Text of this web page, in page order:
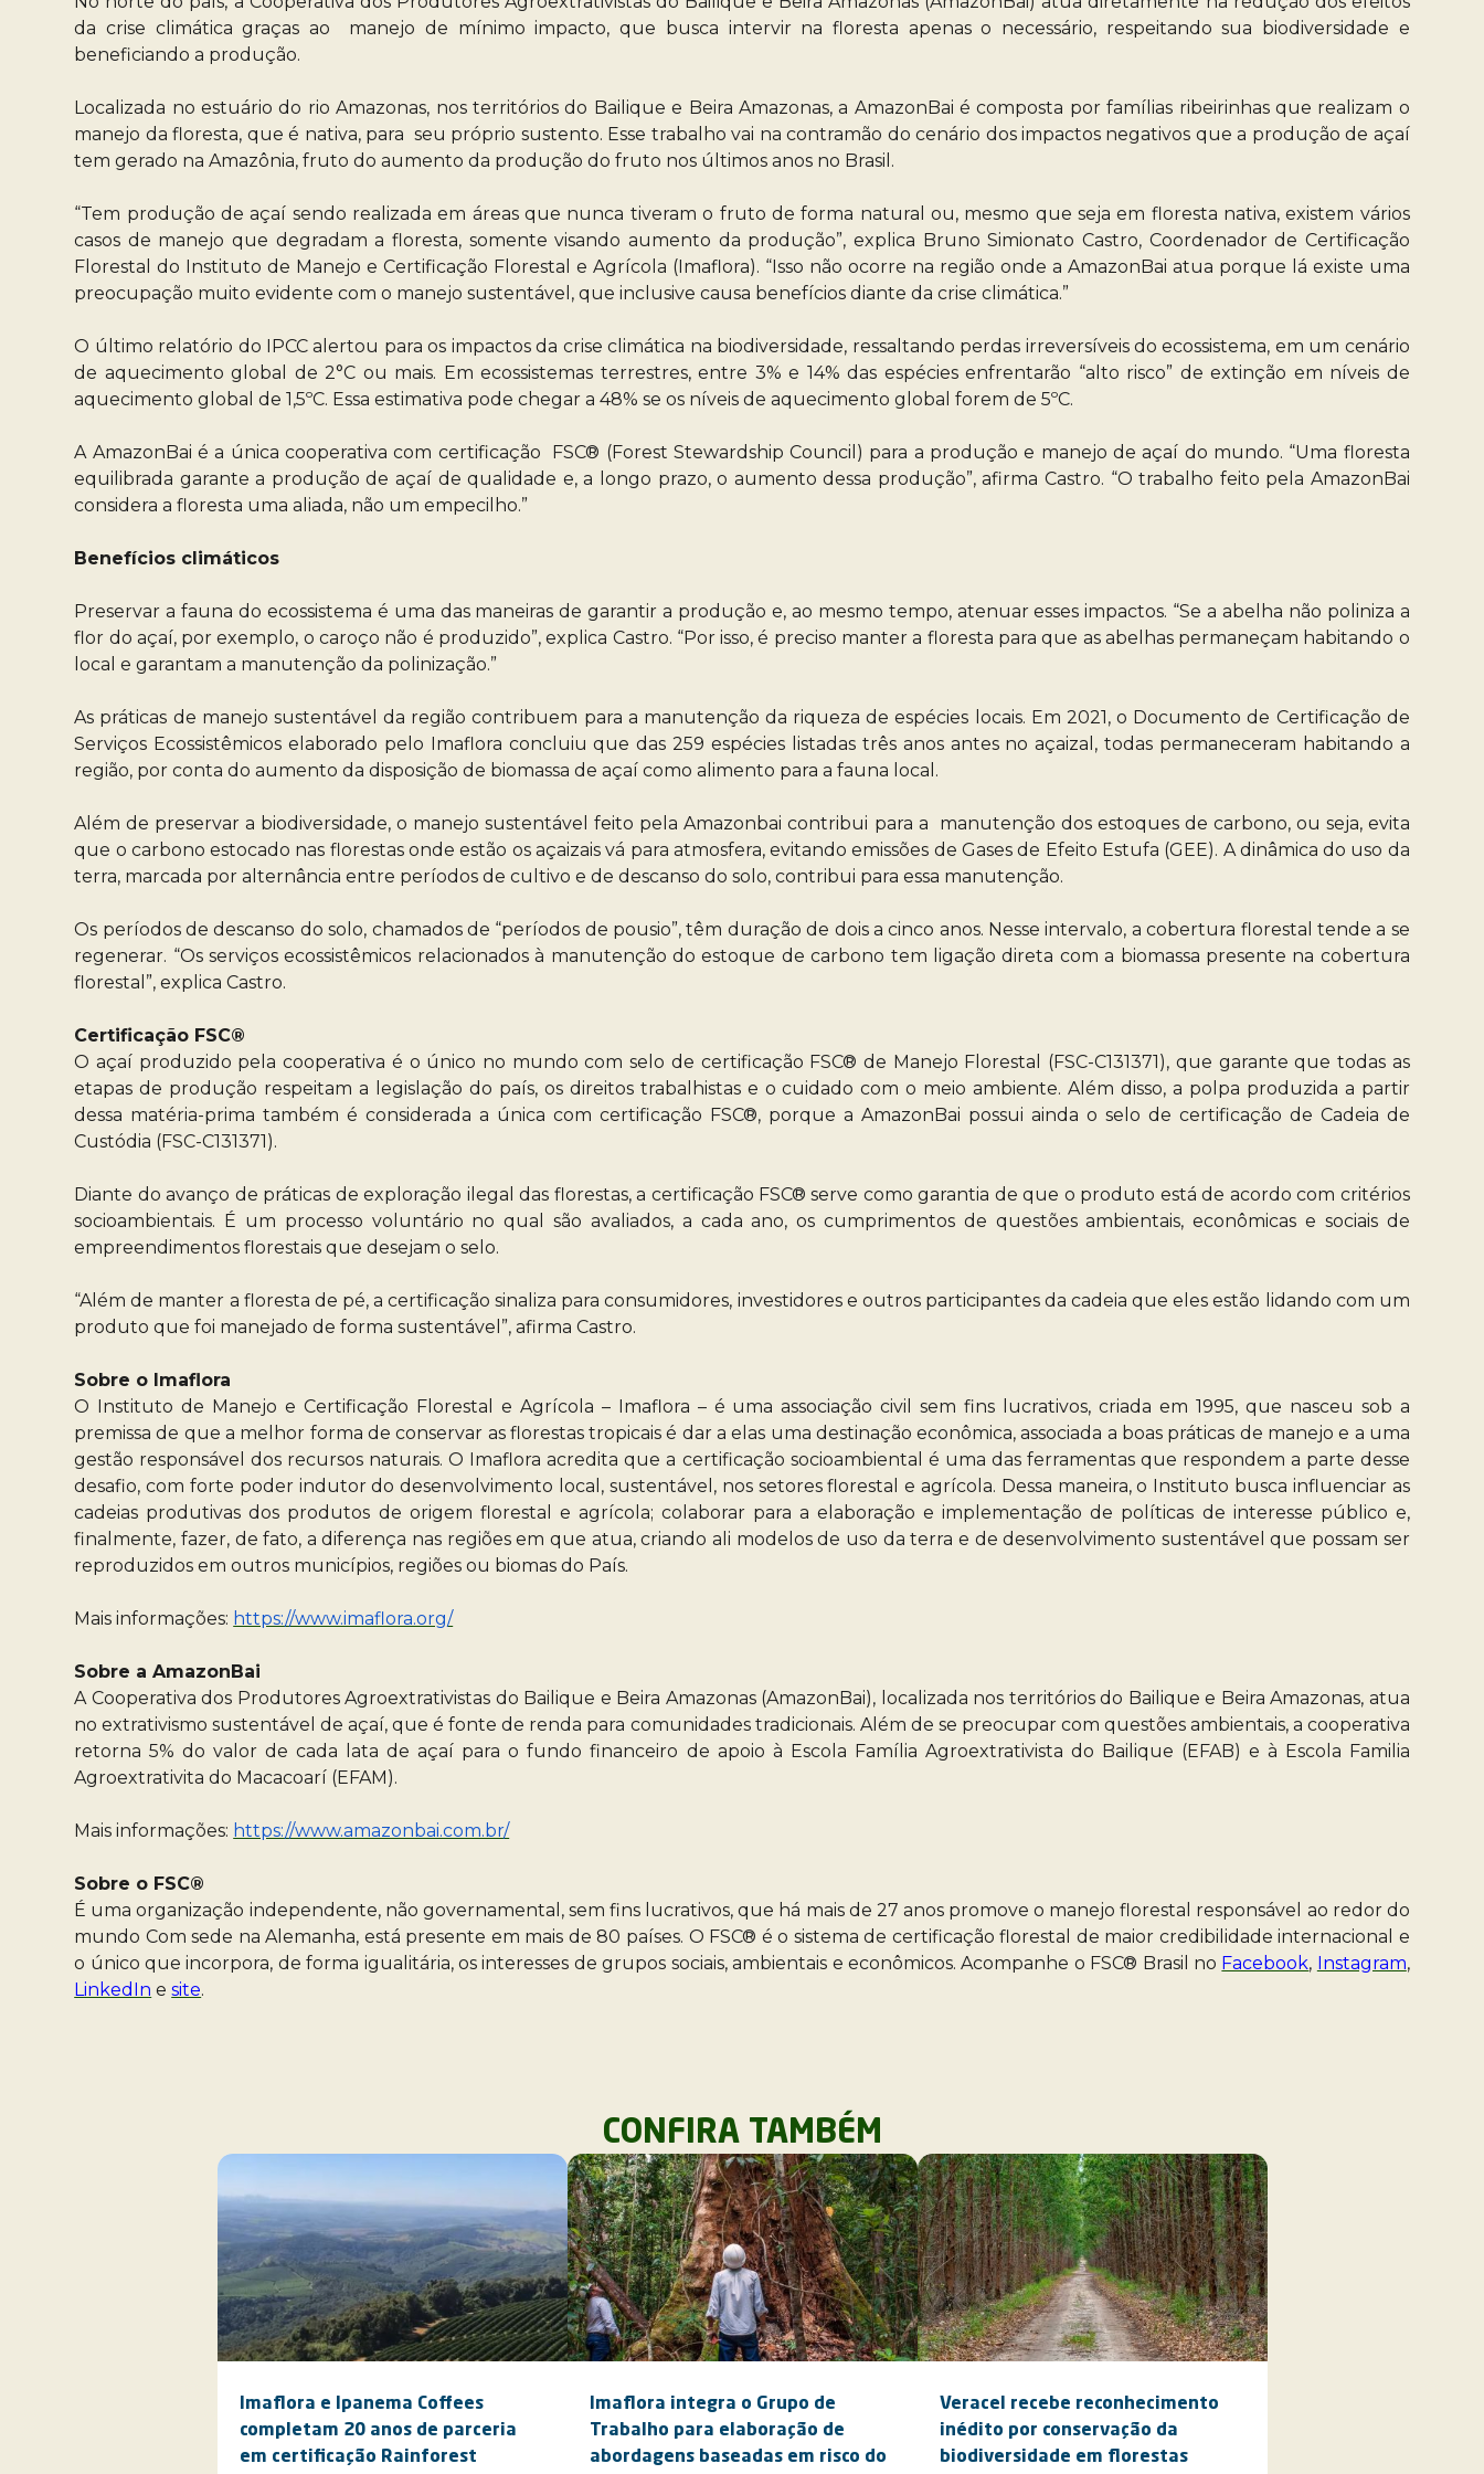
da crise climática graças ao manejo de mínimo impacto, que busca intervir na floresta apenas o necessário, respeitando sua biodiversidade e
beneficiando a produção.
Localizada no estuário do rio Amazonas, nos territórios do Bailique e Beira Amazonas, a AmazonBai é composta por famílias ribeirinhas que realizam o
manejo da floresta, que é nativa, para seu próprio sustento. Esse trabalho vai na contramão do cenário dos impactos negativos que a produção de açaí
tem gerado na Amazônia, fruto do aumento da produção do fruto nos últimos anos no Brasil.
“Tem produção de açaí sendo realizada em áreas que nunca tiveram o fruto de forma natural ou, mesmo que seja em floresta nativa, existem vários
casos de manejo que degradam a floresta, somente visando aumento da produção”, explica Bruno Simionato Castro, Coordenador de Certificação
Florestal do Instituto de Manejo e Certificação Florestal e Agrícola (Imaflora). “Isso não ocorre na região onde a AmazonBai atua porque lá existe uma
preocupação muito evidente com o manejo sustentável, que inclusive causa benefícios diante da crise climática.”
O último relatório do IPCC alertou para os impactos da crise climática na biodiversidade, ressaltando perdas irreversíveis do ecossistema, em um cenário
de aquecimento global de 2°C ou mais. Em ecossistemas terrestres, entre 3% e 14% das espécies enfrentarão “alto risco” de extinção em níveis de
aquecimento global de 1,5ºC. Essa estimativa pode chegar a 48% se os níveis de aquecimento global forem de 5ºC.
A AmazonBai é a única cooperativa com certificação FSC® (Forest Stewardship Council) para a produção e manejo de açaí do mundo. “Uma floresta
equilibrada garante a produção de açaí de qualidade e, a longo prazo, o aumento dessa produção”, afirma Castro. “O trabalho feito pela AmazonBai
considera a floresta uma aliada, não um empecilho.”
Benefícios climáticos
Preservar a fauna do ecossistema é uma das maneiras de garantir a produção e, ao mesmo tempo, atenuar esses impactos. “Se a abelha não poliniza a
flor do açaí, por exemplo, o caroço não é produzido”, explica Castro. “Por isso, é preciso manter a floresta para que as abelhas permaneçam habitando o
local e garantam a manutenção da polinização.”
As práticas de manejo sustentável da região contribuem para a manutenção da riqueza de espécies locais. Em 2021, o Documento de Certificação de
Serviços Ecossistêmicos elaborado pelo Imaflora concluiu que das 259 espécies listadas três anos antes no açaizal, todas permaneceram habitando a
região, por conta do aumento da disposição de biomassa de açaí como alimento para a fauna local.
Além de preservar a biodiversidade, o manejo sustentável feito pela Amazonbai contribui para a manutenção dos estoques de carbono, ou seja, evita
que o carbono estocado nas florestas onde estão os açaizais vá para atmosfera, evitando emissões de Gases de Efeito Estufa (GEE). A dinâmica do uso da
terra, marcada por alternância entre períodos de cultivo e de descanso do solo, contribui para essa manutenção.
Os períodos de descanso do solo, chamados de “períodos de pousio”, têm duração de dois a cinco anos. Nesse intervalo, a cobertura florestal tende a se
regenerar. “Os serviços ecossistêmicos relacionados à manutenção do estoque de carbono tem ligação direta com a biomassa presente na cobertura
florestal”, explica Castro.
Certificação FSC®
O açaí produzido pela cooperativa é o único no mundo com selo de certificação FSC® de Manejo Florestal (FSC-C131371), que garante que todas as
etapas de produção respeitam a legislação do país, os direitos trabalhistas e o cuidado com o meio ambiente. Além disso, a polpa produzida a partir
dessa matéria-prima também é considerada a única com certificação FSC®, porque a AmazonBai possui ainda o selo de certificação de Cadeia de
Custódia (FSC-C131371).
Diante do avanço de práticas de exploração ilegal das florestas, a certificação FSC® serve como garantia de que o produto está de acordo com critérios
socioambientais. É um processo voluntário no qual são avaliados, a cada ano, os cumprimentos de questões ambientais, econômicas e sociais de
empreendimentos florestais que desejam o selo.
“Além de manter a floresta de pé, a certificação sinaliza para consumidores, investidores e outros participantes da cadeia que eles estão lidando com um
produto que foi manejado de forma sustentável”, afirma Castro.
Sobre o Imaflora
O Instituto de Manejo e Certificação Florestal e Agrícola – Imaflora – é uma associação civil sem fins lucrativos, criada em 1995, que nasceu sob a
premissa de que a melhor forma de conservar as florestas tropicais é dar a elas uma destinação econômica, associada a boas práticas de manejo e a uma
gestão responsável dos recursos naturais. O Imaflora acredita que a certificação socioambiental é uma das ferramentas que respondem a parte desse
desafio, com forte poder indutor do desenvolvimento local, sustentável, nos setores florestal e agrícola. Dessa maneira, o Instituto busca influenciar as
cadeias produtivas dos produtos de origem florestal e agrícola; colaborar para a elaboração e implementação de políticas de interesse público e,
finalmente, fazer, de fato, a diferença nas regiões em que atua, criando ali modelos de uso da terra e de desenvolvimento sustentável que possam ser
reproduzidos em outros municípios, regiões ou biomas do País.
Mais informações: https://www.imaflora.org/
Sobre a AmazonBai
A Cooperativa dos Produtores Agroextrativistas do Bailique e Beira Amazonas (AmazonBai), localizada nos territórios do Bailique e Beira Amazonas, atua
no extrativismo sustentável de açaí, que é fonte de renda para comunidades tradicionais. Além de se preocupar com questões ambientais, a cooperativa
retorna 5% do valor de cada lata de açaí para o fundo financeiro de apoio à Escola Família Agroextrativista do Bailique (EFAB) e à Escola Familia
Agroextrativita do Macacoarí (EFAM).
Mais informações: https://www.amazonbai.com.br/
Sobre o FSC®
É uma organização independente, não governamental, sem fins lucrativos, que há mais de 27 anos promove o manejo florestal responsável ao redor do
mundo Com sede na Alemanha, está presente em mais de 80 países. O FSC® é o sistema de certificação florestal de maior credibilidade internacional e
o único que incorpora, de forma igualitária, os interesses de grupos sociais, ambientais e econômicos. Acompanhe o FSC® Brasil no Facebook, Instagram,
LinkedIn esite.
CONFIRA TAMBÉM
Imaflora e Ipanema Coffees
completam 20 anos de parceria
em certificação Rainforest
Imaflora integra o Grupo de
Trabalho para elaboração de
abordagens baseadas em risco do
Veracel recebe reconhecimento
inédito por conservação da
biodiversidade em florestas